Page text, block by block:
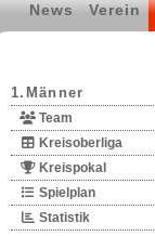
News Verein
1.Männer
Team
Kreisoberliga
Kreispokal
Spielplan
Statistik